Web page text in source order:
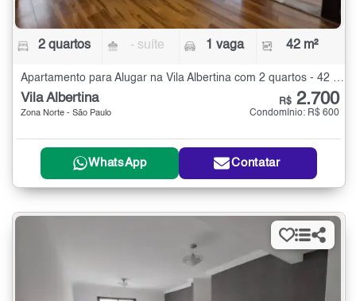
2 quartos - suíte 1 vaga 42 m²
Apartamento para Alugar na Vila Albertina com 2 quartos - 42 m²
Vila Albertina
Zona Norte - São Paulo
R$ 2.700
Condomínio: R$ 600
WhatsApp Contatar